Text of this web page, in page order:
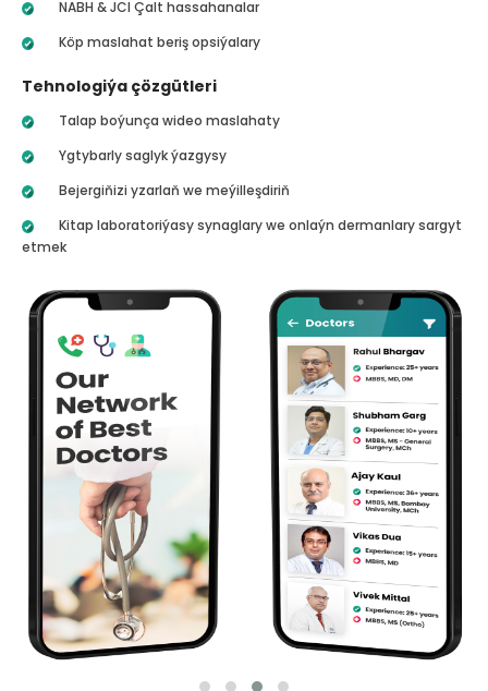
NABH & JCI Çalt hassahanalar
Köp maslahat beriş opsiýalary
Tehnologiýa çözgütleri
Talap boýunça wideo maslahaty
Ygtybarly saglyk ýazgysy
Bejergiňizi yzarlaň we meýilleşdiriň
Kitap laboratoriýasy synaglary we onlaýn dermanlary sargyt
etmek